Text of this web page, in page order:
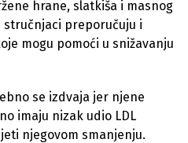
hrane, slatkiša i masnog
stručnjaci preporučuju i
mogu pomoći u snižavanju
se izdvaja jer njene
imaju nizak udio LDL
njegovom smanjenju.